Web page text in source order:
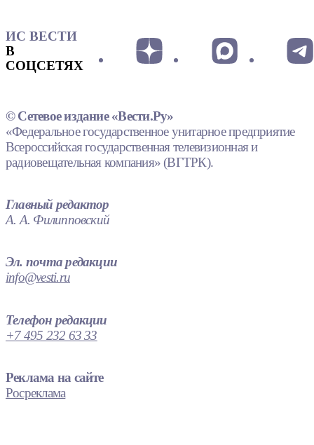
ИС ВЕСТИ
В
СОЦСЕТЯХ
© Сетевое издание «Вести.Ру»
«Федеральное государственное унитарное предприятие
Всероссийская государственная телевизионная и
радиовещательная компания» (ВГТРК).
Главный редактор
А. А. Филипповский
Эл. почта редакции
info@vesti.ru
Телефон редакции
+7 495 232 63 33
Реклама на сайте
Росреклама